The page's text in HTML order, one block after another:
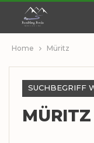
Home Müritz
SUCHBEGRIFF
MÜRITZ